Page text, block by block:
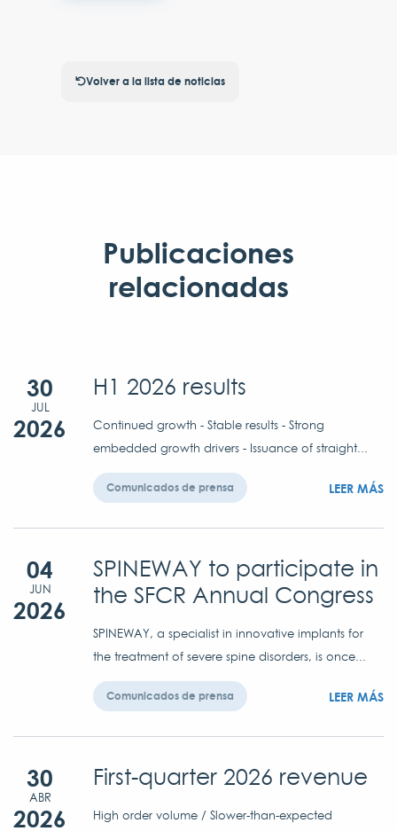
Volver a la lista de noticias
Publicaciones
relacionadas
30
JUL
2026
H1 2026 results
Continued growth - Stable results - Strong
embedded growth drivers - Issuance of straight...
Comunicados de prensa LEER MÁS
04
JUN
2026
SPINEWAY to participate in
the SFCR Annual Congress
SPINEWAY, a specialist in innovative implants for
the treatment of severe spine disorders, is once...
Comunicados de prensa LEER MÁS
30
ABR
2026
First-quarter 2026 revenue
High order volume / Slower-than-expected